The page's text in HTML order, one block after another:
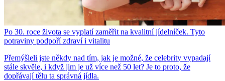
Po 30. roce života se vyplatí zaměřit na kvalitní jídelníček. Tyto
potraviny podpoří zdraví i vitalitu
Přemýšleli jste někdy nad tím, jak je možné, že celebrity vypadají
stále skvěle, i když jim je už více než 50 let? Je to proto, že
dopřávají tělu ta správná jídla.